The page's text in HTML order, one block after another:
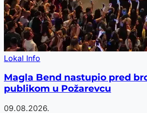
Lokal Info
Magla Bend nastupio pred
publikom u Požarevcu
09.08.2026.